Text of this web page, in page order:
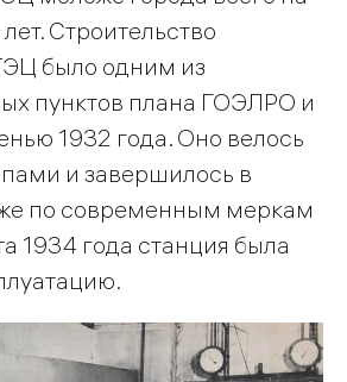
Строительство
было одним из
пунктов плана ГОЭЛРО и
1932 года. Оно велось
и завершилось в
по современным меркам
1934 года станция была